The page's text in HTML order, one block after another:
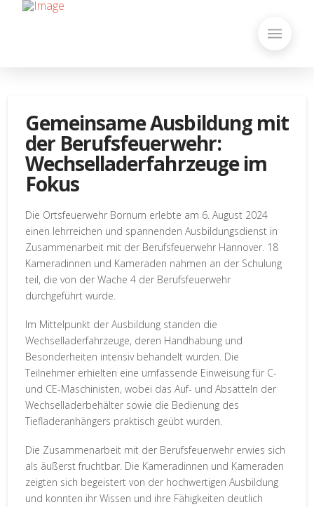
Gemeinsame Ausbildung mit
der Berufsfeuerwehr:
Wechselladerfahrzeuge im
Fokus
Die Ortsfeuerwehr Bornum erlebte am 6. August 2024
einen lehrreichen und spannenden Ausbildungsdienst in
Zusammenarbeit mit der Berufsfeuerwehr Hannover. 18
Kameradinnen und Kameraden nahmen an der Schulung
teil, die von der Wache 4 der Berufsfeuerwehr
durchgeführt wurde.
Im Mittelpunkt der Ausbildung standen die
Wechselladerfahrzeuge, deren Handhabung und
Besonderheiten intensiv behandelt wurden. Die
Teilnehmer erhielten eine umfassende Einweisung für C-
und CE-Maschinisten, wobei das Auf- und Absatteln der
Wechselladerbehälter sowie die Bedienung des
Tiefladeranhängers praktisch geübt wurden.
Die Zusammenarbeit mit der Berufsfeuerwehr erwies sich
als äußerst fruchtbar. Die Kameradinnen und Kameraden
zeigten sich begeistert von der hochwertigen Ausbildung
und konnten ihr Wissen und ihre Fähigkeiten deutlich